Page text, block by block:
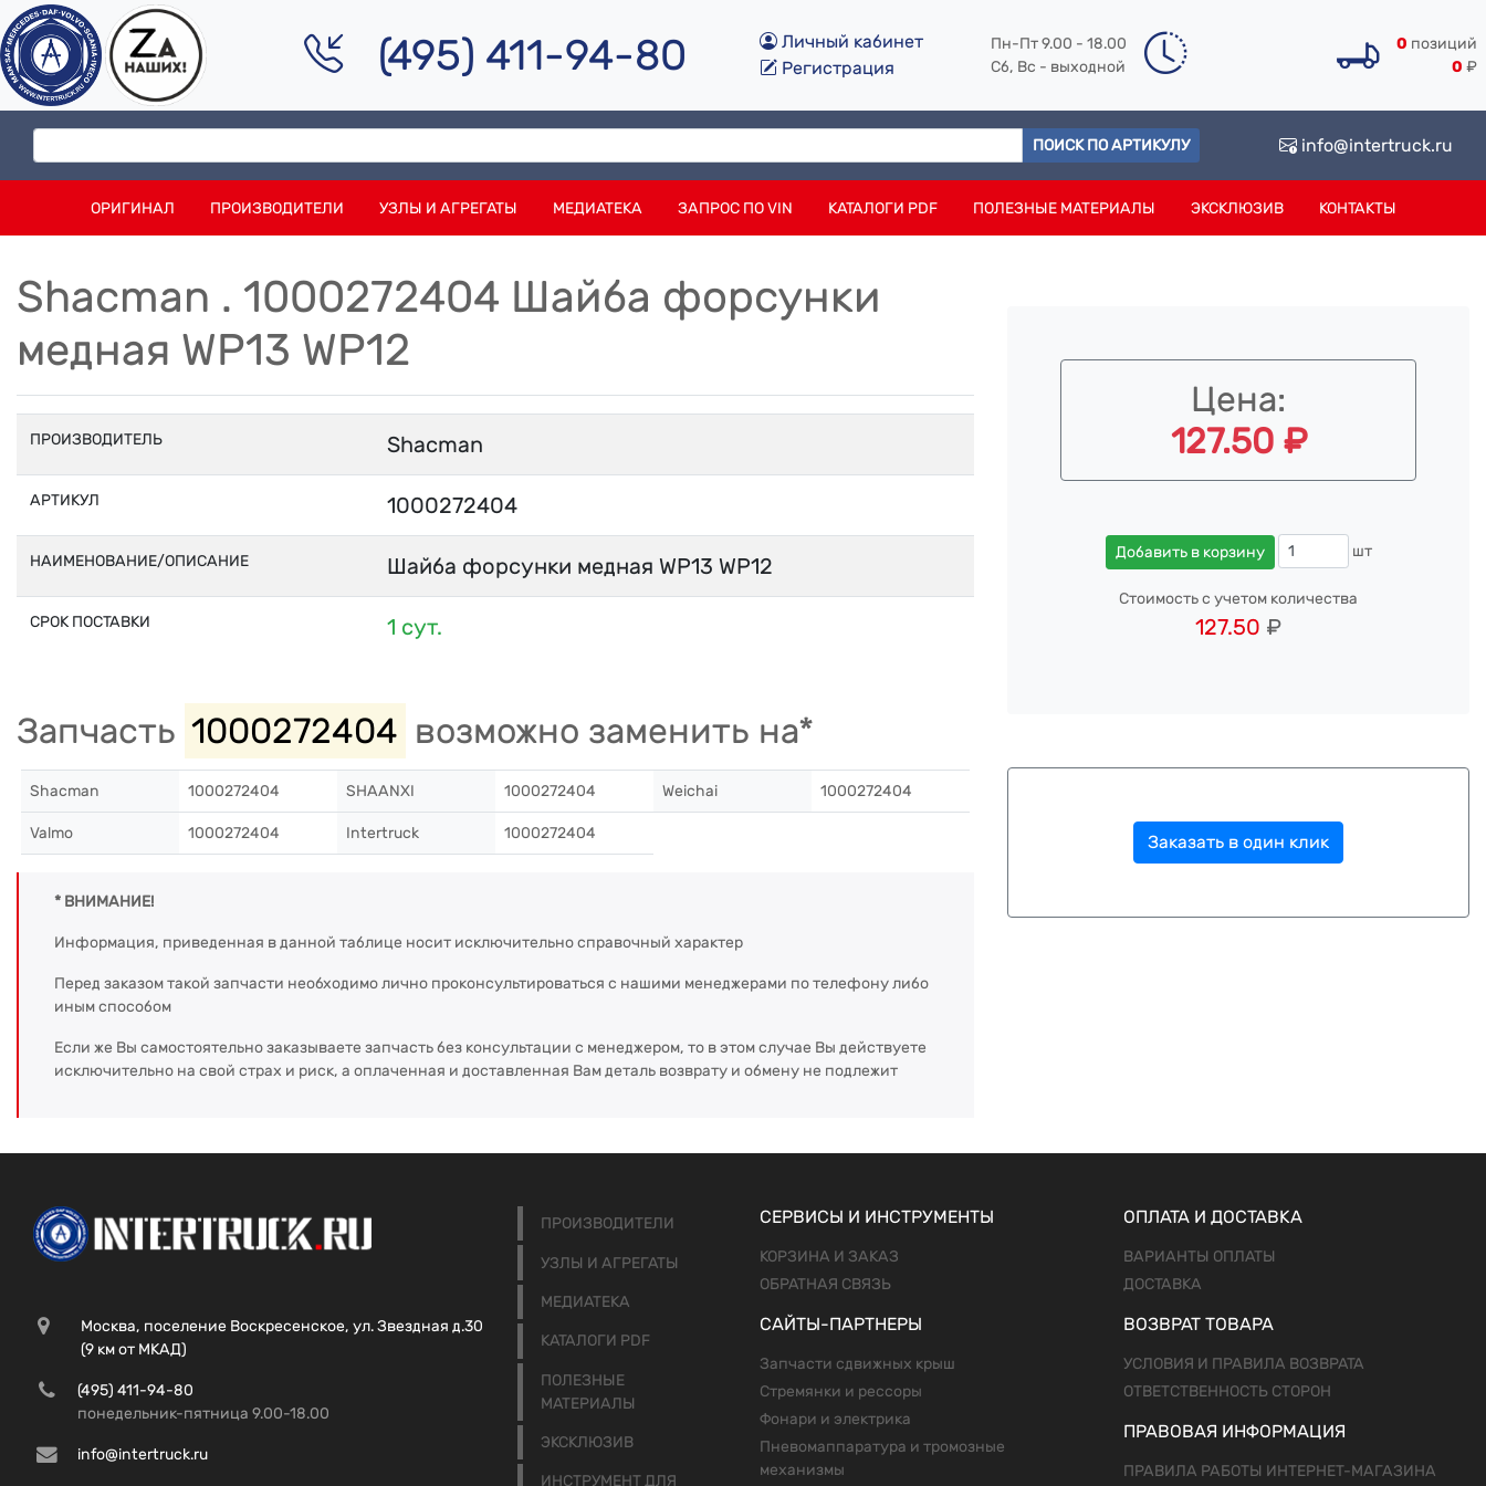
(495) 411-94-80
Личный кабинет
Регистрация
Пн-Пт 9.00 - 18.00
Сб, Вс - выходной
0 позиций
0 ₽
ПОИСК ПО АРТИКУЛУ info@intertruck.ru
ОРИГИНАЛ ПРОИЗВОДИТЕЛИ УЗЛЫ И АГРЕГАТЫ МЕДИАТЕКА ЗАПРОС ПО VIN КАТАЛОГИ PDF ПОЛЕЗНЫЕ МАТЕРИАЛЫ ЭКСКЛЮЗИВ КОНТАКТЫ
Shacman . 1000272404 Шайба форсунки
медная WP13 WP12
ПРОИЗВОДИТЕЛЬ Shacman
АРТИКУЛ 1000272404
НАИМЕНОВАНИЕ/ОПИСАНИЕ Шайба форсунки медная WP13 WP12
СРОК ПОСТАВКИ 1 сут.
Запчасть 1000272404 возможно заменить на*
Shacman 1000272404 SHAANXI 1000272404 Weichai 1000272404
Valmo 1000272404 Intertruck 1000272404
* ВНИМАНИЕ!
Информация, приведенная в данной таблице носит исключительно справочный характер
Перед заказом такой запчасти необходимо лично проконсультироваться с нашими менеджерами по телефону либо
иным способом
Если же Вы самостоятельно заказываете запчасть без консультации с менеджером, то в этом случае Вы действуете
исключительно на свой страх и риск, а оплаченная и доставленная Вам деталь возврату и обмену не подлежит
Цена:
127.50 ₽
Добавить в корзину шт
Стоимость с учетом количества
127.50 ₽
Заказать в один клик
Москва, поселение Воскресенское, ул. Звездная д.30
(9 км от МКАД)
(495) 411-94-80
понедельник-пятница 9.00-18.00
info@intertruck.ru
ПРОИЗВОДИТЕЛИ
УЗЛЫ И АГРЕГАТЫ
МЕДИАТЕКА
КАТАЛОГИ PDF
ПОЛЕЗНЫЕ
МАТЕРИАЛЫ
ЭКСКЛЮЗИВ
ИНСТРУМЕНТ ДЛЯ
СЕРВИСЫ И ИНСТРУМЕНТЫ
КОРЗИНА И ЗАКАЗ
ОБРАТНАЯ СВЯЗЬ
САЙТЫ-ПАРТНЕРЫ
Запчасти сдвижных крыш
Стремянки и рессоры
Фонари и электрика
Пневомаппаратура и тромозные
механизмы
ОПЛАТА И ДОСТАВКА
ВАРИАНТЫ ОПЛАТЫ
ДОСТАВКА
ВОЗВРАТ ТОВАРА
УСЛОВИЯ И ПРАВИЛА ВОЗВРАТА
ОТВЕТСТВЕННОСТЬ СТОРОН
ПРАВОВАЯ ИНФОРМАЦИЯ
ПРАВИЛА РАБОТЫ ИНТЕРНЕТ-МАГАЗИНА